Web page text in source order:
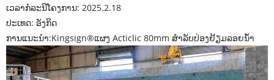
ເວລາກໍລະນີໂຄງການ: 2025.2.18
ປະເທດ: ອັງກິດ
ການແນະນໍາ:Kingsign®ແຜງ Acticlic 80mm ສໍາລັບປ່ອງຢ້ຽມລອຍນໍ້າ